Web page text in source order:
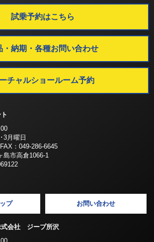
試乗予約はこちら
・納期・各種お問い合わせ
チャルショールーム予約
3月曜日
：049-286-6645
島市高倉1066-1
プ お問い合わせ
式会社 ジープ所沢